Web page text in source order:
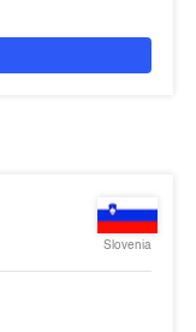
Slovenia